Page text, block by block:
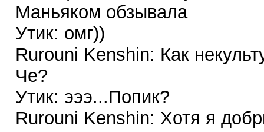
Маньяком обзывала
Утик: омг))
Rurouni Kenshin: Как
Че?
Утик: эээ...Попик?
Rurouni Kenshin: Хотя я